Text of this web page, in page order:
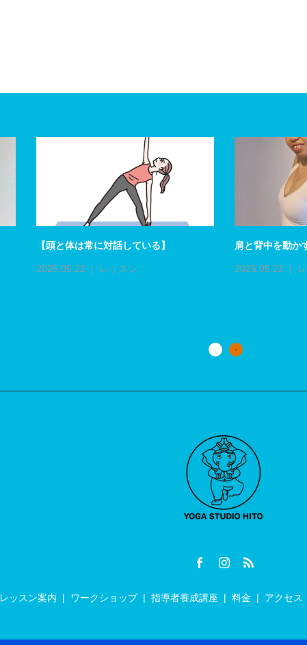
【頭と体は常に対話している】
2025.05.22 レッスン
肩と背中を動か
2025.05.22
レッスン案内 ワークショップ 指導者養成講座 料金 アクセス